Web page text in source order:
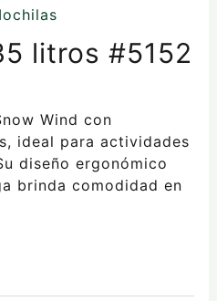
litros #5152
Wind con
ideal para actividades
diseño ergonómico
brinda comodidad en